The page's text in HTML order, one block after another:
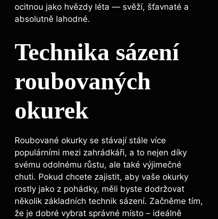
ocitnou jako hvězdy léta —⁣ svěží, šťavnaté​ a‍
absolutně lahodné.
Technika sázení
roubovaných
okurek
Roubované okurky se‌ stávají stále více
populárními mezi zahrádkáři, a to nejen díky
‍svému odolnému růstu, ale také⁢ výjimečné
chuti. Pokud ⁣chcete zajistit, ‌aby vaše okurky
rostly jako z pohádky, měli byste dodržovat
několik základních‌ technik​ sázení. Začněme tím,
že je‌ dobré vybrat ‌správné místo‌ – ideálně